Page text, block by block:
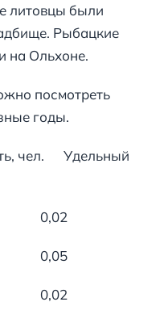
литовцы были
Рыбацкие
на Ольхоне.
посмотреть
годы.
чел. Удельный